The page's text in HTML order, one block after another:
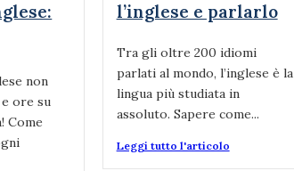
non
ore su
Come
l’inglese e parlarlo
Tra gli oltre 200 idiomi
parlati al mondo, l’inglese è la
lingua più studiata in
assoluto. Sapere come...
Leggi tutto l'articolo